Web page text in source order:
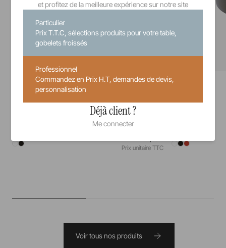
Assiette Gourmande
Prix unitaire TTC
Solid
Voir tous nos produits
et profitez de la meilleure expérience sur notre site
Particulier
Prix T.T.C, sélections produits pour votre table,
gobelets froissés
Professionnel
Commandez en Prix H.T, demandes de devis,
personnalisation
Déjà client ?
Me connecter